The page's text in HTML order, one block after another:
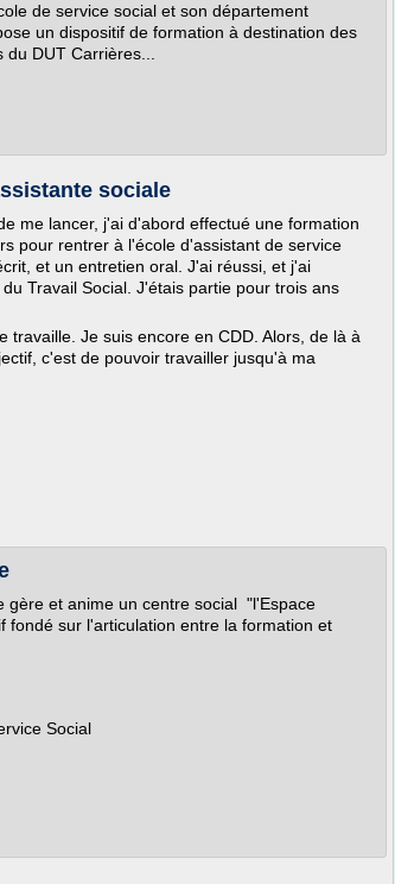
de service social et son département
un dispositif de formation à destination des
DUT Carrières...
sociale
me lancer, j'ai d'abord effectué une formation
pour rentrer à l'école d'assistant de service
et un entretien oral. J'ai réussi, et j'ai
Travail Social. J'étais partie pour trois ans
Je suis encore en CDD. Alors, de là à
c'est de pouvoir travailler jusqu'à ma
gère et anime un centre social "l'Espace
fondé sur l'articulation entre la formation et
Social